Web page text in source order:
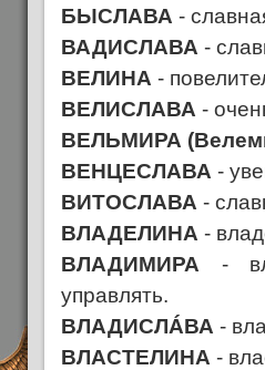
БЫСЛАВА -
ВАДИСЛАВА -
ВЕЛИНА -
ВЕЛИСЛАВА -
ВЕЛЬМИРА
ВЕНЦЕСЛАВА -
ВИТОСЛАВА -
ВЛАДЕЛИНА -
ВЛАДИМИРА -
управлять.
ВЛАДИСЛÁВА -
ВЛАСТЕЛИНА -